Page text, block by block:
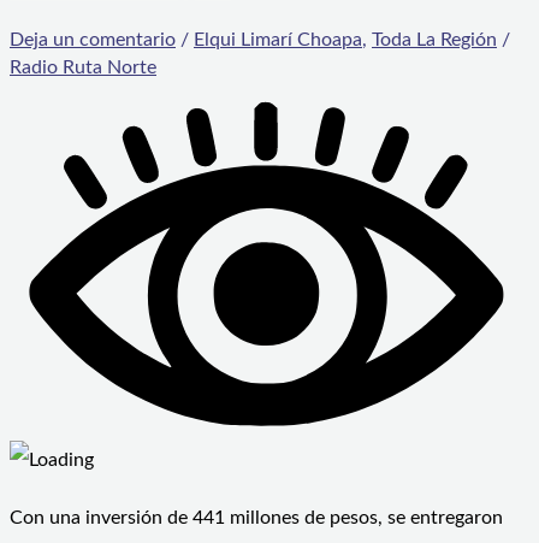
Deja un comentario / Elqui Limarí Choapa, Toda La Región /
Radio Ruta Norte
Con una inversión de 441 millones de pesos, se entregaron